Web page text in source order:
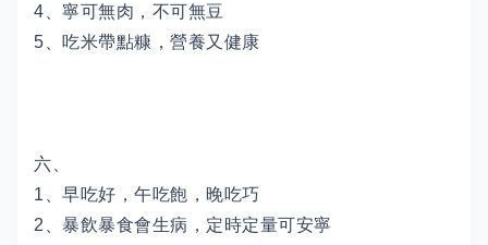
4、寧可無肉，不可無豆
5、吃米帶點糠，營養又健康
六、
1、早吃好，午吃飽，晚吃巧
2、暴飲暴食會生病，定時定量可安寧